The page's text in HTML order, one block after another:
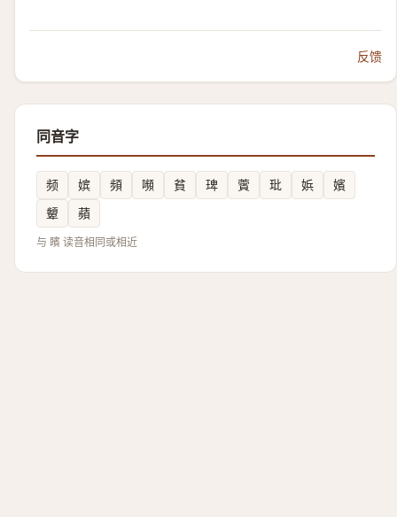
反馈
同音字
频 嫔 頻 嚬 貧 琕 薲 玭 娦
嬪
顰
蘋
与 矉 读音相同或相近